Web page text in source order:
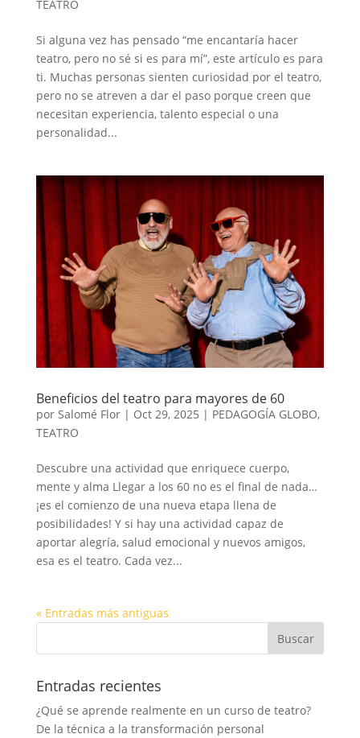
TEATRO
Si alguna vez has pensado “me encantaría hacer
teatro, pero no sé si es para mí”, este artículo es para
ti. Muchas personas sienten curiosidad por el teatro,
pero no se atreven a dar el paso porque creen que
necesitan experiencia, talento especial o una
personalidad...
Beneficios del teatro para mayores de 60
por Salomé Flor| Oct 29, 2025 | PEDAGOGÍA GLOBO,
TEATRO
Descubre una actividad que enriquece cuerpo,
mente y alma Llegar a los 60 no es el final de nada…
¡es el comienzo de una nueva etapa llena de
posibilidades! Y si hay una actividad capaz de
aportar alegría, salud emocional y nuevos amigos,
esa es el teatro. Cada vez...
« Entradas más antiguas
Entradas recientes
¿Qué se aprende realmente en un curso de teatro?
De la técnica a la transformación personal